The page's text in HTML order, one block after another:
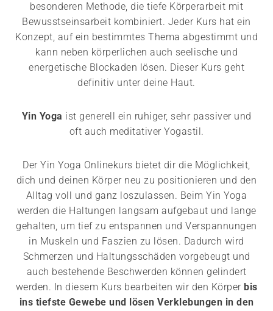
besonderen Methode, die tiefe Körperarbeit mit
Bewusstseinsarbeit kombiniert. Jeder Kurs hat ein
Konzept, auf ein bestimmtes Thema abgestimmt und
kann neben körperlichen auch seelische und
energetische Blockaden lösen. Dieser Kurs geht
definitiv unter deine Haut.
Yin Yoga ist generell ein ruhiger, sehr passiver und
oft auch meditativer Yogastil.
Der Yin Yoga Onlinekurs bietet dir die Möglichkeit,
dich und deinen Körper neu zu positionieren und den
Alltag voll und ganz loszulassen. Beim Yin Yoga
werden die Haltungen langsam aufgebaut und lange
gehalten, um tief zu entspannen und Verspannungen
in Muskeln und Faszien zu lösen. Dadurch wird
Schmerzen und Haltungsschäden vorgebeugt und
auch bestehende Beschwerden können gelindert
werden. In diesem Kurs bearbeiten wir den Körper bis
ins tiefste Gewebe und lösen Verklebungen in den